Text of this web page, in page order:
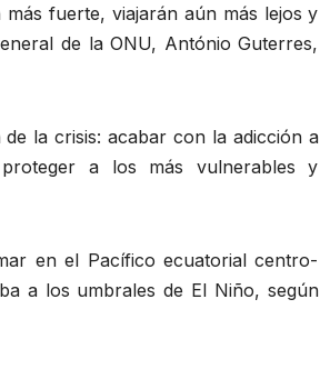
fuerte, viajarán aún más lejos y
de la ONU, António Guterres,
la crisis: acabar con la adicción a
a los más vulnerables y
en el Pacífico ecuatorial centro-
a los umbrales de El Niño, según